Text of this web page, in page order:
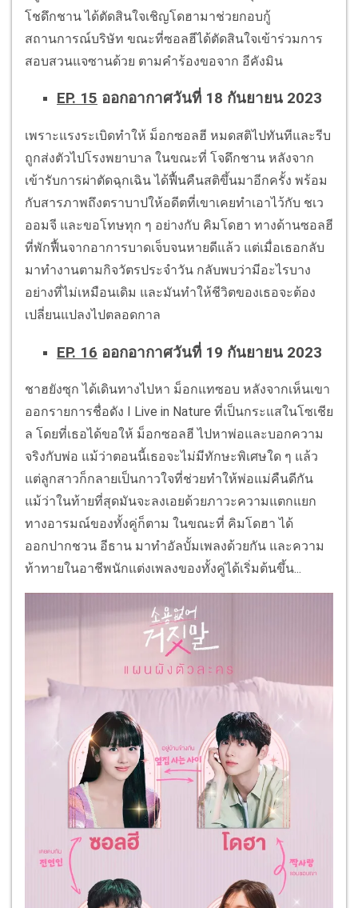
โชดึกชาน ได้ตัดสินใจเชิญโดฮามาช่วยกอบกู้
สถานการณ์บริษัท ขณะที่ซอลฮีได้ตัดสินใจเข้าร่วมการ
สอบสวนแจซานด้วย ตามคำร้องขอจาก อีคังมิน
EP. 15 ออกอากาศวันที่ 18 กันยายน 2023
เพราะแรงระเบิดทำให้ ม็อกซอลฮี หมดสติไปทันทีและรีบ
ถูกส่งตัวไปโรงพยาบาล ในขณะที่ โจดึกชาน หลังจาก
เข้ารับการผ่าตัดฉุกเฉิน ได้ฟื้นคืนสติขึ้นมาอีกครั้ง พร้อม
กับสารภาพถึงตราบาปให้อดีตที่เขาเคยทำเอาไว้กับ ชเว
ออมจี และขอโทษทุก ๆ อย่างกับ คิมโดฮา ทางด้านซอลฮี
ที่พักฟื้นจากอาการบาดเจ็บจนหายดีแล้ว แต่เมื่อเธอกลับ
มาทำงานตามกิจวัตรประจำวัน กลับพบว่ามีอะไรบาง
อย่างที่ไม่เหมือนเดิม และมันทำให้ชีวิตของเธอจะต้อง
เปลี่ยนแปลงไปตลอดกาล
EP. 16 ออกอากาศวันที่ 19 กันยายน 2023
ชาฮยังซุก ได้เดินทางไปหา ม็อกแทซอบ หลังจากเห็นเขา
ออกรายการชื่อดัง I Live in Nature ที่เป็นกระแสในโซเชีย
ล โดยที่เธอได้ขอให้ ม็อกซอลฮี ไปหาพ่อและบอกความ
จริงกับพ่อ แม้ว่าตอนนี้เธอจะไม่มีทักษะพิเศษใด ๆ แล้ว
แต่ลูกสาวก็กลายเป็นกาวใจที่ช่วยทำให้พ่อแม่คืนดีกัน
แม้ว่าในท้ายที่สุดมันจะลงเอยด้วยภาวะความแตกแยก
ทางอารมณ์ของทั้งคู่ก็ตาม ในขณะที่ คิมโดฮา ได้
ออกปากชวน อีธาน มาทำอัลบั้มเพลงด้วยกัน และความ
ท้าทายในอาชีพนักแต่งเพลงของทั้งคู่ได้เริ่มต้นขึ้น...